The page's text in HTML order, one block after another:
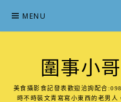
content
MENU
圍事小
美食攝影食記發表歡迎洽詢配合
時不時裝文青寫寫小東西的老男